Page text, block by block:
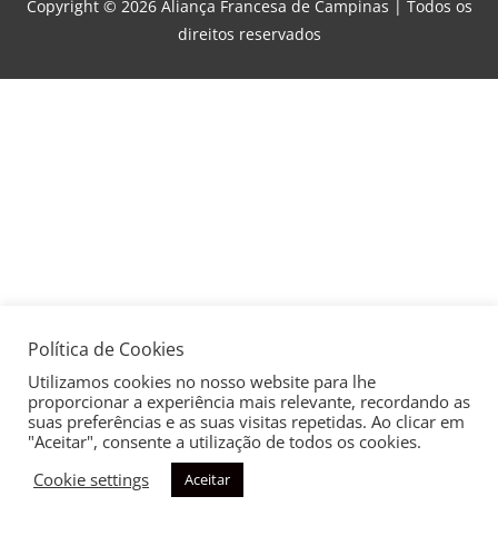
Copyright © 2026 Aliança Francesa de Campinas | Todos os
direitos reservados
Política de Cookies
Utilizamos cookies no nosso website para lhe
proporcionar a experiência mais relevante, recordando as
suas preferências e as suas visitas repetidas. Ao clicar em
"Aceitar", consente a utilização de todos os cookies.
Cookie settings
Aceitar